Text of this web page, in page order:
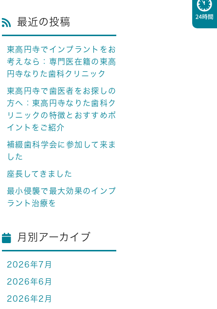
最近の投稿
東高円寺でインプラントをお
考えなら：専門医在籍の東高
円寺なりた歯科クリニック
東高円寺で歯医者をお探しの
方へ：東高円寺なりた歯科ク
リニックの特徴とおすすめポ
イントをご紹介
補綴歯科学会に参加して来ま
した
座長してきました
最小侵襲で最大効果のインプ
ラント治療を
月別アーカイブ
2026年7月
2026年6月
2026年2月